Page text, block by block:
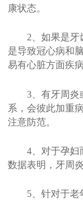
康状态。
2、如果是牙齿
是导致冠心病和
易有心脏方面疾病
3、有牙周炎或
系，会彼此加重
注意防范。
4、对于孕妇而
数据表明，牙周
5、针对于老年